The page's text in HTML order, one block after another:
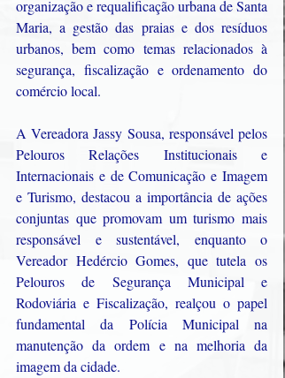
organização e requalificação urbana de Santa
Maria, a gestão das praias e dos resíduos
urbanos, bem como temas relacionados à
segurança, fiscalização e ordenamento do
comércio local.
A Vereadora Jassy Sousa, responsável pelos
Pelouros Relações Institucionais e
Internacionais e de Comunicação e Imagem
e Turismo, destacou a importância de ações
conjuntas que promovam um turismo mais
responsável e sustentável, enquanto o
Vereador Hedércio Gomes, que tutela os
Pelouros de Segurança Municipal e
Rodoviária e Fiscalização, realçou o papel
fundamental da Polícia Municipal na
manutenção da ordem e na melhoria da
imagem da cidade.